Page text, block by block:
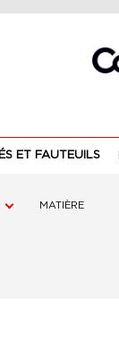
ET FAUTEUILS
MATIÈRE